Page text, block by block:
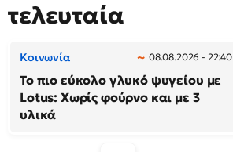
τελευταία
Κοινωνία 08.08.2026 - 22:40
Το πιο εύκολο γλυκό ψυγείου με
Lotus: Χωρίς φούρνο και με 3
υλικά